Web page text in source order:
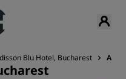
Blu Hotel, Bucharest